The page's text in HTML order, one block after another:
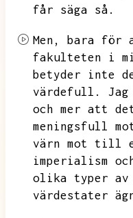
får säga så.
Men,
bara för
fakulteten i
betyder inte
värdefull.
och mer att
meningsfull
värn mot till
imperialism
olika typer av
värdestater